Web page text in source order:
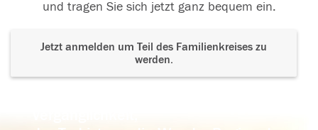
und tragen Sie sich jetzt ganz bequem ein.
Jetzt anmelden um Teil des Familienkreises zu
werden.